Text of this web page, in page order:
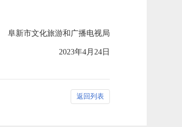
阜新市文化旅游和广播电视局
2023年4月24日
返回列表